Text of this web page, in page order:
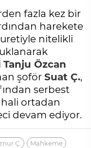
fazla kez bir
harekete
nitelikli
Tanju Özcan
şoför Suat Ç.,
serbest
hali ortadan
devam ediyor.
Ç.
Mahkeme